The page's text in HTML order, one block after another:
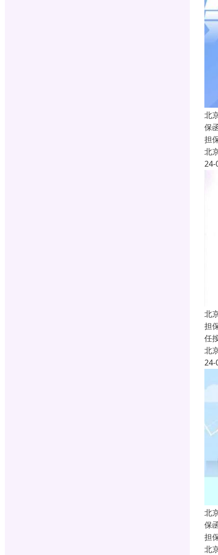
北
保
担
北
24-
北
担
任
北
24-
北
保
担
北